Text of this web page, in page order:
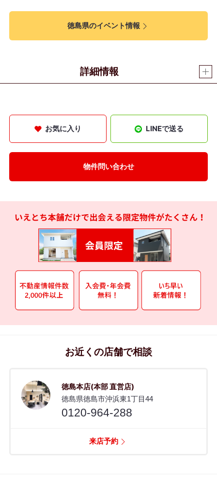
徳島県のイベント情報
詳細情報
お気に入り LINEで送る
物件問い合わせ
お近くの店舗で相談
徳島本店(本部 直営店)
徳島県徳島市沖浜東1丁目44
0120-964-288
来店予約